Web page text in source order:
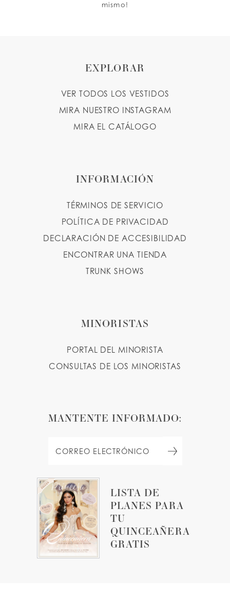
mismo!
LISTA DE
PLANES PARA
TU
QUINCEAÑERA
GRATIS
EXPLORAR
VER TODOS LOS VESTIDOS
MIRA NUESTRO INSTAGRAM
MIRA EL CATÁLOGO
INFORMACIÓN
TÉRMINOS DE SERVICIO
POLÍTICA DE PRIVACIDAD
DECLARACIÓN DE ACCESIBILIDAD
ENCONTRAR UNA TIENDA
TRUNK SHOWS
MINORISTAS
PORTAL DEL MINORISTA
CONSULTAS DE LOS MINORISTAS
MANTENTE INFORMADO: